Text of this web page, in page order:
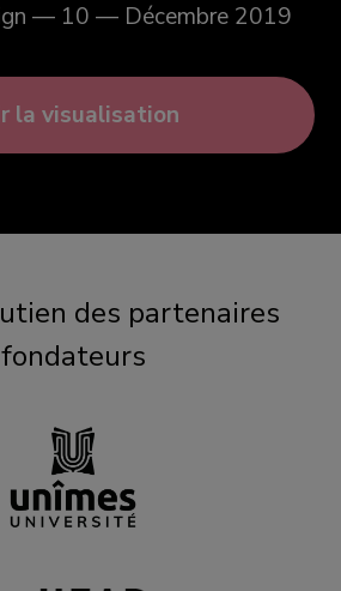
— 10 — Décembre 2019
la visualisation
des partenaires
fondateurs